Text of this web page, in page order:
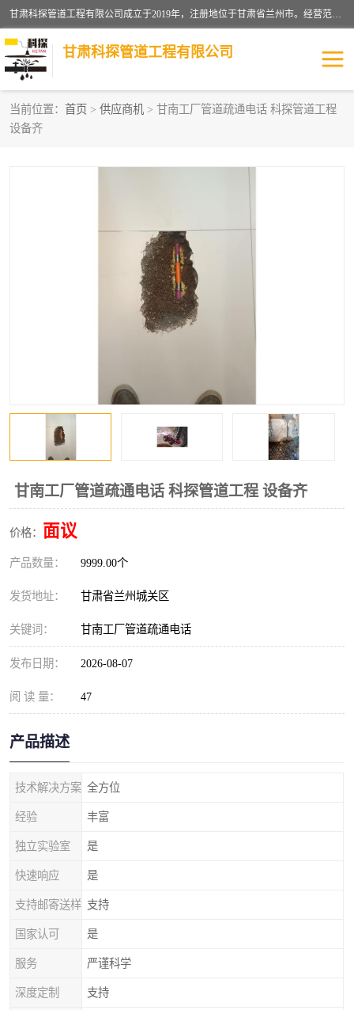
甘肃科探管道工程有限公司成立于2019年，注册地位于甘肃省兰州市。经营范围包括管道安装、清洗、疏通、维修、检测，防水工程，工程钻孔，化粪池清理，暖气安装，给排水管道安装维修，室内外管道如消防、供水、供热管道漏水检测定位，室内外防水堵漏等。
甘肃科探管道工程有限公司
当前位置： 首页 > 供应商机 > 甘南工厂管道疏通电话 科探管道工程
设备齐
甘南工厂管道疏通电话 科探管道工程 设备齐
价格： 面议
产品数量： 9999.00个
发货地址： 甘肃省兰州城关区
关键词： 甘南工厂管道疏通电话
发布日期： 2026-08-07
阅 读 量： 47
产品描述
技术解决方案 全方位
经验 丰富
独立实验室 是
快速响应 是
支持邮寄送样 支持
国家认可 是
服务 严谨科学
深度定制 支持
管道安装维修